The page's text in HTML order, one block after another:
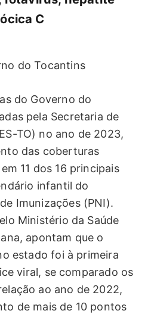
C
do Tocantins
do Governo do
pela Secretaria de
TO) no ano de 2023,
das coberturas
11 dos 16 principais
infantil do
Imunizações (PNI).
Ministério da Saúde
apontam que o
estado foi à primeira
viral, se comparado os
ao ano de 2022,
de mais de 10 pontos